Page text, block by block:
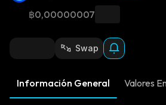
฿0,00000007
Swap
Información General Valores